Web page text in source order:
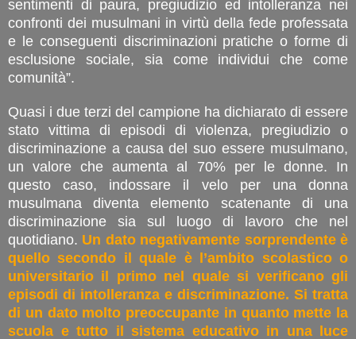
sentimenti di paura, pregiudizio ed intolleranza nei
confronti dei musulmani in virtù della fede professata
e le conseguenti discriminazioni pratiche o forme di
esclusione sociale, sia come individui che come
comunità”.
Quasi i due terzi del campione ha dichiarato di essere
stato vittima di episodi di violenza, pregiudizio o
discriminazione a causa del suo essere musulmano,
un valore che aumenta al 70% per le donne. In
questo caso, indossare il velo per una donna
musulmana diventa elemento scatenante di una
discriminazione sia sul luogo di lavoro che nel
quotidiano. Un dato negativamente sorprendente è
quello secondo il quale è l’ambito scolastico o
universitario il primo nel quale si verificano gli
episodi di intolleranza e discriminazione. Si tratta
di un dato molto preoccupante in quanto mette la
scuola e tutto il sistema educativo in una luce